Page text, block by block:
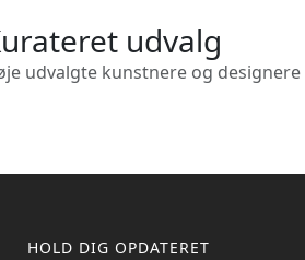
udvalg
udvalgte kunstnere og designere
HOLD DIG OPDATERET